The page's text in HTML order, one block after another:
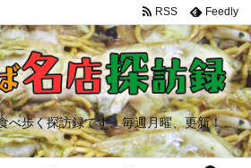
べ歩く探訪録です。毎週月曜、更新！
RSS Feedly